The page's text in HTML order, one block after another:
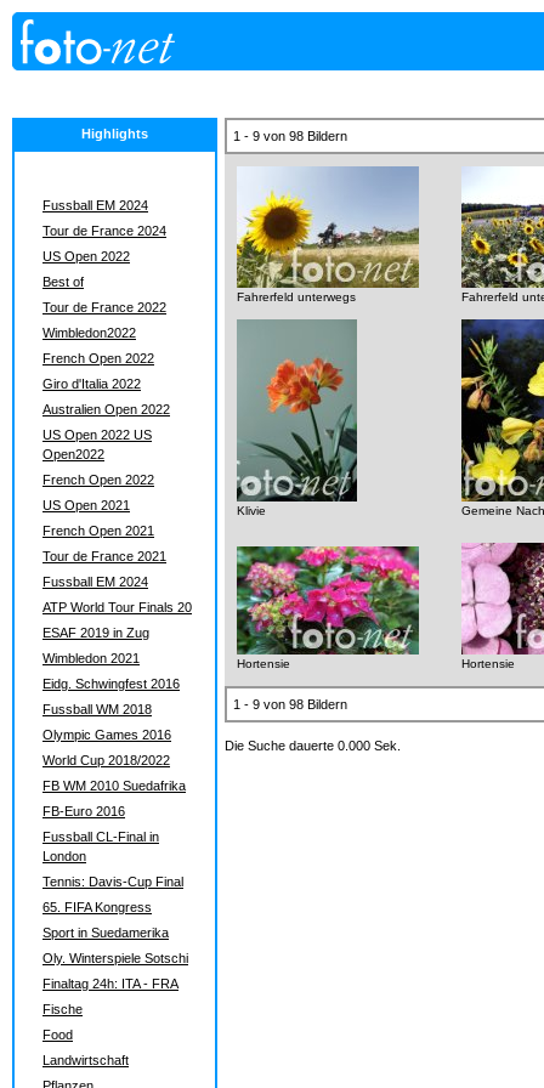
Highlights
Fussball EM 2024
Tour de France 2024
US Open 2022
Best of
Tour de France 2022
Wimbledon2022
French Open 2022
Giro d'Italia 2022
Australien Open 2022
US Open 2022 US
Open2022
French Open 2022
US Open 2021
French Open 2021
Tour de France 2021
Fussball EM 2024
ATP World Tour Finals 20
ESAF 2019 in Zug
Wimbledon 2021
Eidg. Schwingfest 2016
Fussball WM 2018
Olympic Games 2016
World Cup 2018/2022
FB WM 2010 Suedafrika
FB-Euro 2016
Fussball CL-Final in
London
Tennis: Davis-Cup Final
65. FIFA Kongress
Sport in Suedamerika
Oly. Winterspiele Sotschi
Finaltag 24h: ITA - FRA
Fische
Food
Landwirtschaft
1 - 9 von 98 Bildern
Fahrerfeld unterwegs Fahrerfeld
Klivie Gemeine
Hortensie Hortensie
1 - 9 von 98 Bildern
Die Suche dauerte 0.000 Sek.